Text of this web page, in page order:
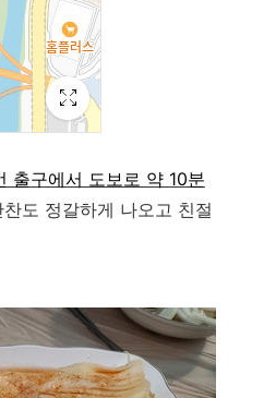
출구에서 도보로 약 10분
도 정갈하게 나오고 친절